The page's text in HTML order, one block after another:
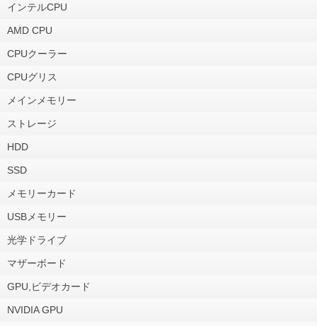
インテルCPU
AMD CPU
CPUクーラー
CPUグリス
メインメモリー
ストレージ
HDD
SSD
メモリーカード
USBメモリー
光学ドライブ
マザーボード
GPU,ビデオカード
NVIDIA GPU